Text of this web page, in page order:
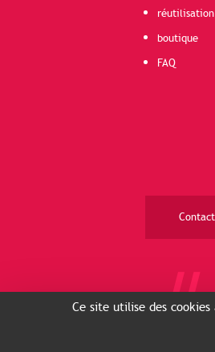
réutilisation
boutique
FAQ
Ce site utilise des